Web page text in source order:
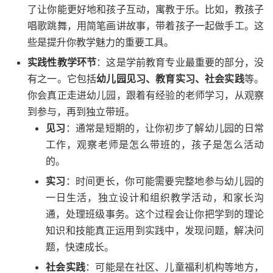
了让你能更好地和孩子互动，寓教于乐。比如，教孩子
唱歌跳舞，用简笔画讲故事，带着孩子一起做手工。这
些是提升你教学魅力的重要工具。
实践性教学环节：这是学前教育专业最重要的部分，没
有之一。它包括幼儿园见习、教育实习、社会实践等。
你会真正走进幼儿园，跟着有经验的老师学习，从观察
到参与，再到独立带班。
见习 ：通常是短期的，让你初步了解幼儿园的日常
工作，观察老师是怎么带班的，孩子是怎么活动
的。
实习 ：时间更长，你可能需要完整地参与幼儿园的
一日生活，独立设计和组织教学活动，和家长沟
通，处理班级事务。这个过程会让你把学到的理论
知识和技能真正运用到实践中，发现问题，解决问
题，快速成长。
社会实践：可能是在社区、儿童福利机构等地方，